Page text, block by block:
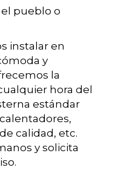
pueblo o
instalar en
y
la
hora del
estándar
calidad, etc.
y solicita